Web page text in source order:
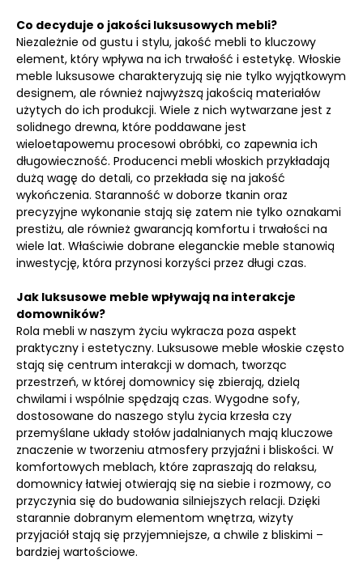
Co decyduje o jakości luksusowych mebli?
Niezależnie od gustu i stylu, jakość mebli to kluczowy
element, który wpływa na ich trwałość i estetykę. Włoskie
meble luksusowe charakteryzują się nie tylko wyjątkowym
designem, ale również najwyższą jakością materiałów
użytych do ich produkcji. Wiele z nich wytwarzane jest z
solidnego drewna, które poddawane jest
wieloetapowemu procesowi obróbki, co zapewnia ich
długowieczność. Producenci mebli włoskich przykładają
dużą wagę do detali, co przekłada się na jakość
wykończenia. Staranność w doborze tkanin oraz
precyzyjne wykonanie stają się zatem nie tylko oznakami
prestiżu, ale również gwarancją komfortu i trwałości na
wiele lat. Właściwie dobrane eleganckie meble stanowią
inwestycję, która przynosi korzyści przez długi czas.
Jak luksusowe meble wpływają na interakcje
domowników?
Rola mebli w naszym życiu wykracza poza aspekt
praktyczny i estetyczny. Luksusowe meble włoskie często
stają się centrum interakcji w domach, tworząc
przestrzeń, w której domownicy się zbierają, dzielą
chwilami i wspólnie spędzają czas. Wygodne sofy,
dostosowane do naszego stylu życia krzesła czy
przemyślane układy stołów jadalnianych mają kluczowe
znaczenie w tworzeniu atmosfery przyjaźni i bliskości. W
komfortowych meblach, które zapraszają do relaksu,
domownicy łatwiej otwierają się na siebie i rozmowy, co
przyczynia się do budowania silniejszych relacji. Dzięki
starannie dobranym elementom wnętrza, wizyty
przyjaciół stają się przyjemniejsze, a chwile z bliskimi –
bardziej wartościowe.